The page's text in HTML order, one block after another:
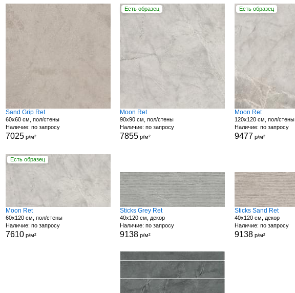
Sand Grip Ret
60x60 см, пол/стены
Наличие: по запросу
7025р/м²
Есть образец
Moon Ret
90x90 см, пол/стены
Наличие: по запросу
7855 р/м²
Есть образец
Moon Ret
120x120 см, пол/стены
Наличие: по запросу
9477 р/м²
Есть образец
Moon Ret
60x120 см, пол/стены
Наличие: по запросу
7610р/м²
Sticks Grey Ret
40x120 см, декор
Наличие: по запросу
9138 р/м²
Sticks Sand Ret
40x120 см, декор
Наличие: по запросу
9138р/м²